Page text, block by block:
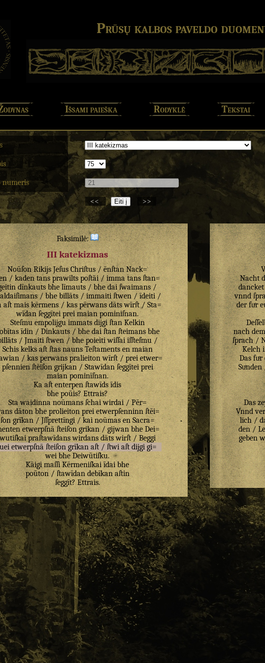
Prūsų kalbos paveldo
Išsami paieška Rodyklė Tekstai
numeris
<< >>
Faksimilė:
III katekizmas
Noūſon Rikijs Jeſus Chriſtus/ ēnſtan Nack=
/kaden tans prawilts poſtāi/imma tans ſtan=
dīnkauts bhe līmauts/bhe dai ſwaimans/
/bhe billāts/immaiti ſtwen/īdeiti/
aſt mais kērmens/kas pērwans dāts wīrſt/Sta=
wīdan ſeggītei prei maian pominiſnan.
Steſmu empolijgu immats dijgi ſtan Kelkin
īdin/Dinkauts/bhe dai ſtan ſteimans bhe
/Jmaiti ſtwen/bhe poieiti wiſſai iſſteſmu/
Schis kelks aſt ſtas nauns Teſtaments en maian
/kas perwans pralieiton wīrſt/prei etwer=
pſennien ſtēiſon grijkan/Stawīdan ſeggītei prei
maian pominīſnan.
Ka aſt enterpen ſtawīds īdis
bhe poūis?Ettrais?
Sta waidinna noūmans ſchai wirdai/Pēr=
dāton bhe prolieiton prei etwerpſenninn ſtēi=
ſon grīkan/Jſſprettīngi/kai noūmas en Sacra=
etwerpſnā ſteiſon grikan/gijwan bhe Dei=
praſtawīdans wirdans dāts wirſt/Beggi
etwerpſnā ſteiſon grīkan aſt / ſtwi aſt dijgi gi=
wei bhe Deiwūtiſku.
Kāigi maſſi Kērmeniſkai īdai bhe
poūton/ſtawīdan debīkan aſtin
ſeggīt?Ettrais.
Nacht
vnnd
der fuͤr
nach
ſprach /
Kelch
Das fuͤr
Das
Vnnd
lich /
den /
geben